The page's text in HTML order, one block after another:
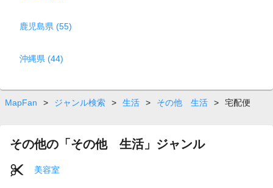
鹿児島県 (55)
沖縄県 (44)
MapFan > ジャンル検索 > 生活 > その他 生活 > 宅配便
その他の「その他 生活」ジャンル
美容室